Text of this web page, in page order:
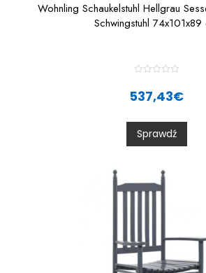
Wohnling Schaukelstuhl Hellgrau
Schwingstuhl 74x101x89
t
0
o
u
t
537,43€
Sprawdź